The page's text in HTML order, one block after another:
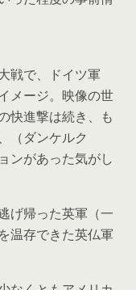
戦で、ドイツ軍
メージ。映像の世
快進撃は続き、も
（ダンケルク
ンがあった気がし
げ帰った英軍（一
温存できた英仏軍